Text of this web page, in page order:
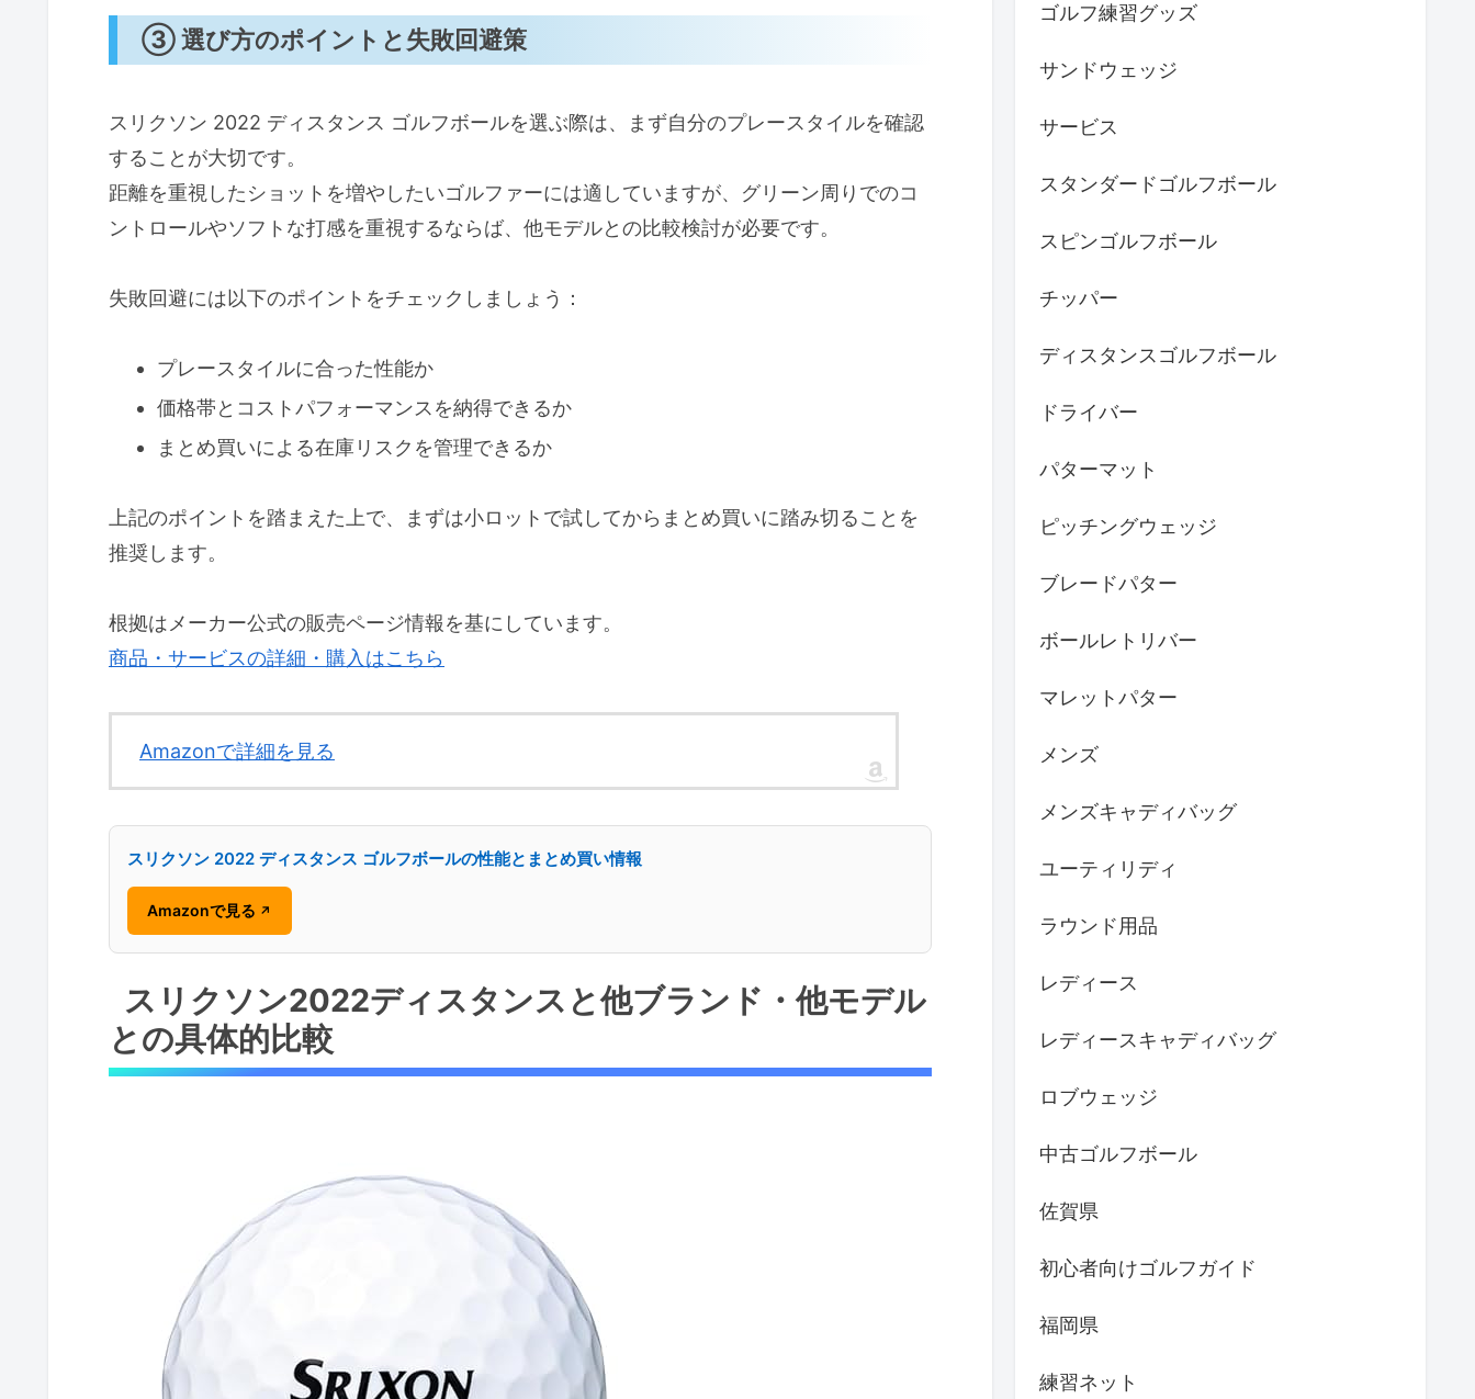
③ 選び方のポイントと失敗回避策
スリクソン 2022 ディスタンス ゴルフボールを選ぶ際は、まず自分のプレースタイルを確認
することが大切です。
距離を重視したショットを増やしたいゴルファーには適していますが、グリーン周りでのコ
ントロールやソフトな打感を重視するならば、他モデルとの比較検討が必要です。
失敗回避には以下のポイントをチェックしましょう：
プレースタイルに合った性能か
価格帯とコストパフォーマンスを納得できるか
まとめ買いによる在庫リスクを管理できるか
上記のポイントを踏まえた上で、まずは小ロットで試してからまとめ買いに踏み切ることを
推奨します。
根拠はメーカー公式の販売ページ情報を基にしています。
商品・サービスの詳細・購入はこちら
Amazonで詳細を見る
スリクソン 2022 ディスタンス ゴルフボールの性能とまとめ買い情報
Amazonで見る ↗
スリクソン2022ディスタンスと他ブランド・他モデル
との具体的比較
ゴルフ練習グッズ
サンドウェッジ
サービス
スタンダードゴルフボール
スピンゴルフボール
チッパー
ディスタンスゴルフボール
ドライバー
パターマット
ピッチングウェッジ
ブレードパター
ボールレトリバー
マレットパター
メンズ
メンズキャディバッグ
ユーティリディ
ラウンド用品
レディース
レディースキャディバッグ
ロブウェッジ
中古ゴルフボール
佐賀県
初心者向けゴルフガイド
福岡県
練習ネット